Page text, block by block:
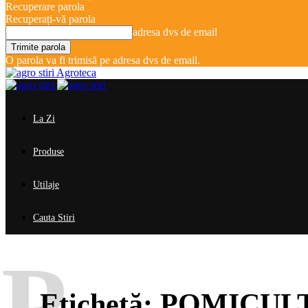
Recuperare parola
Recuperați-vă parola
adresa dvs de email
O parola va fi trimisă pe adresa dvs de email.
Agroteca
La Zi
Produse
Utilaje
Cauta Stiri